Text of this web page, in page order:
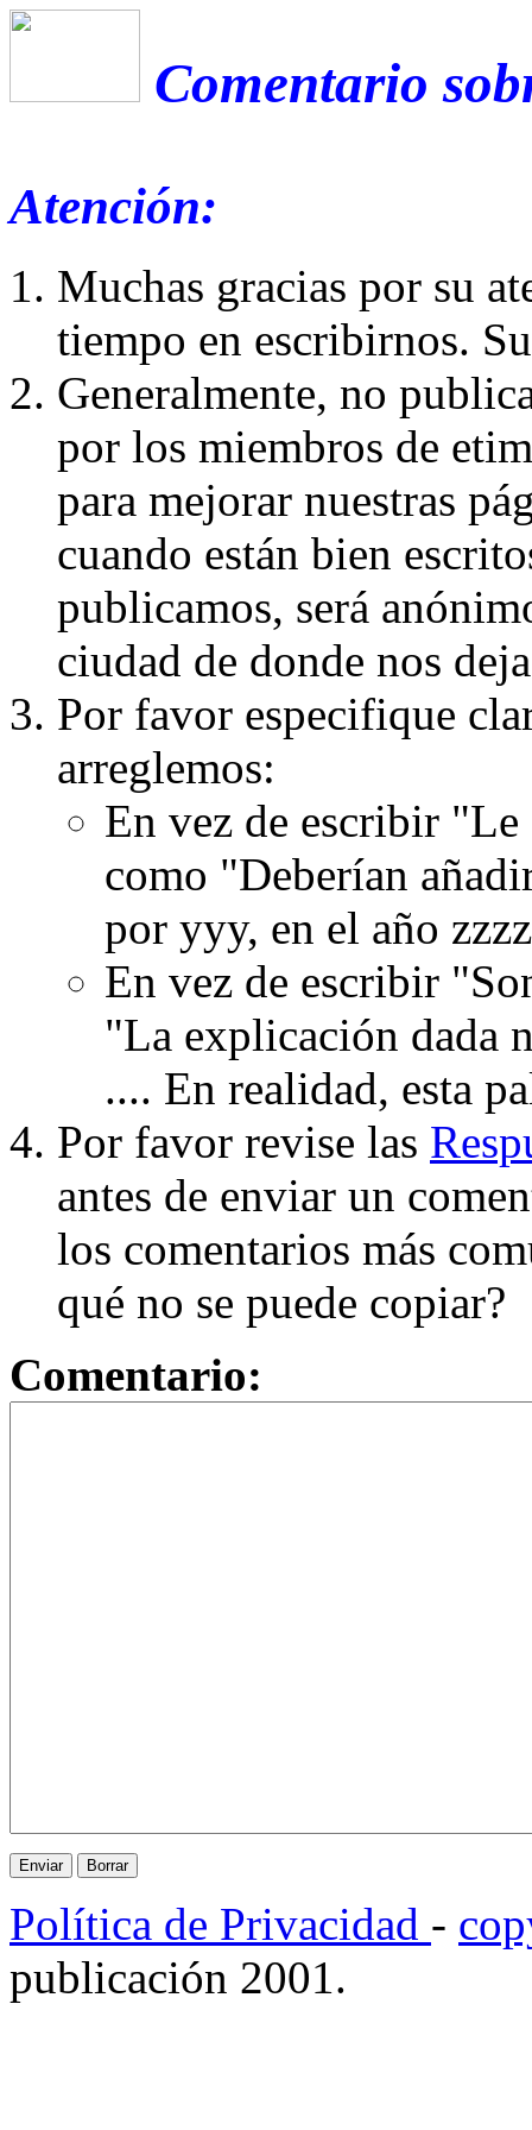
Comentario
Atención:
Muchas gracias por su
tiempo en escribirnos.
Generalmente, no
por los miembros de
para mejorar nuestras
cuando están bien
publicamos, será
ciudad de donde nos
Por favor especifique
arreglemos:
En vez de escribir
como "Deberían
por yyy, en el año
En vez de escribir
"La explicación dada
.... En realidad, esta
Por favor revise las
antes de enviar un
los comentarios más
qué no se puede copiar?
Comentario:
Política de Privacidad -
publicación 2001.